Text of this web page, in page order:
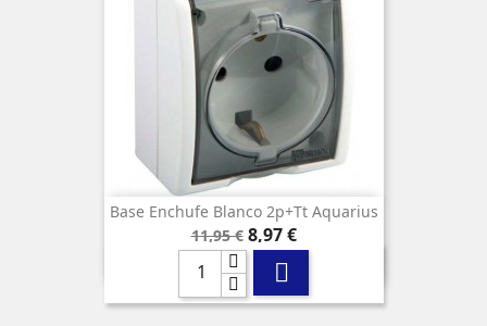
Base Enchufe Blanco 2p+tt Aquarius
Precio
base
11,95 € Precio
8,97 €
